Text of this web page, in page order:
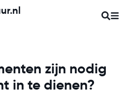
zijn nodig
in te dienen?